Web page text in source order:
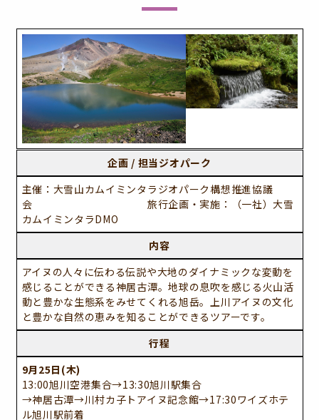
企画 / 担当ジオパーク
主催：大雪山カムイミンタラジオパーク構想推進協議
会 旅行企画・実施：（一社）大雪
カムイミンタラDMO
内容
アイヌの人々に伝わる伝説や大地のダイナミックな変動を
感じることができる神居古潭。地球の息吹を感じる火山活
動と豊かな生態系をみせてくれる旭岳。上川アイヌの文化
と豊かな自然の恵みを知ることができるツアーです。
行程
9月25日(木)
13:00旭川空港集合→13:30旭川駅集合
→神居古潭→川村カ子トアイヌ記念館→17:30ワイズホテ
ル旭川駅前着